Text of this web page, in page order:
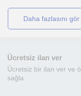
daha fazlasını gör
Ücretsiz ilan ver
Ücretsiz bir ilan ver ve
sağla